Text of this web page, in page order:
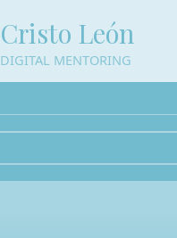
Cristo León
DIGITAL MENTORING